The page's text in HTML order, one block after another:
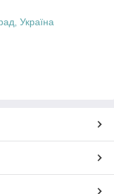
Україна